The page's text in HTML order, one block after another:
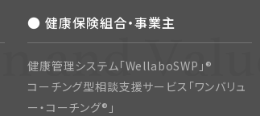
● 健康保険組合・事業主
健康管理システム「WellaboSWP」®
コーチング型相談支援サービス「ワンバリュ
ー・コーチング®」